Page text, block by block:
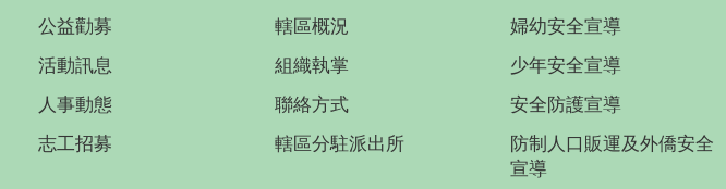
公益勸募
活動訊息
人事動態
志工招募
轄區概況
組織執掌
聯絡方式
轄區分駐派出所
婦幼安全宣導
少年安全宣導
安全防護宣導
防制人口販運及外僑安全
宣導